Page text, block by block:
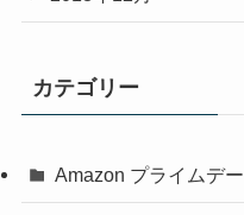
カテゴリー
Amazon プライムデー